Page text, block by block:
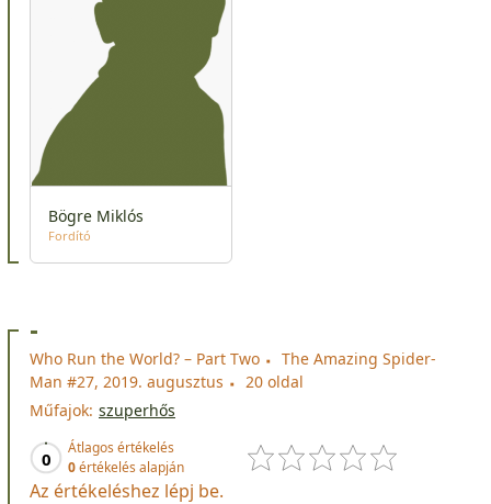
Bögre Miklós
Fordító
-
Who Run the World? – Part Two
The Amazing Spider-
Man #27, 2019. augusztus
20 oldal
Műfajok: szuperhős
0
Átlagos értékelés
0értékelés alapján
Az értékeléshez lépj be.